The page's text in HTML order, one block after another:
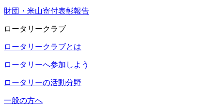
財団・米山寄付表彰報告
ロータリークラブ
ロータリークラブとは
ロータリーへ参加しよう
ロータリーの活動分野
一般の方へ